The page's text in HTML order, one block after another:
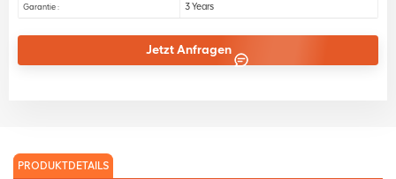
Garantie : 3 Years
Jetzt Anfragen
PRODUKTDETAILS